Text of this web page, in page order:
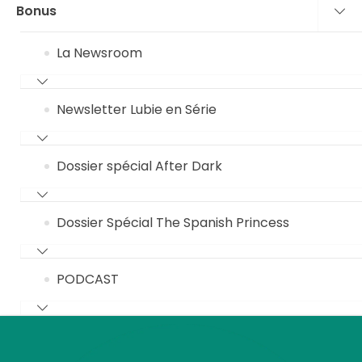
Bonus
La Newsroom
Newsletter Lubie en Série
Dossier spécial After Dark
Dossier Spécial The Spanish Princess
PODCAST